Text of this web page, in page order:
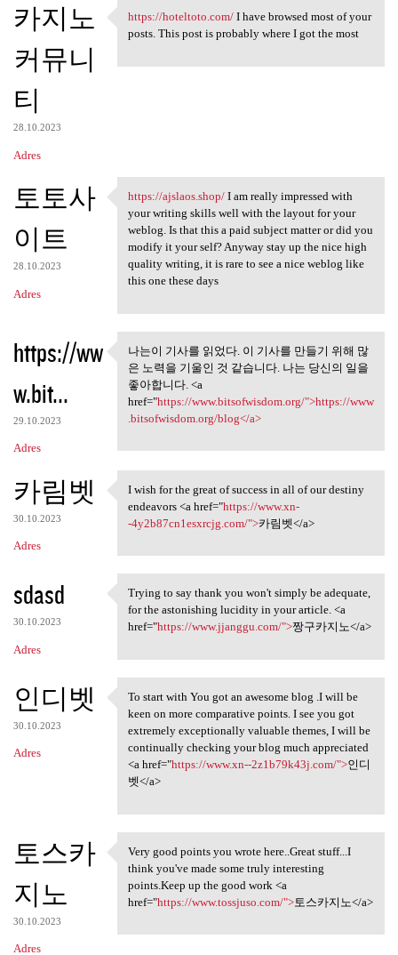
카지노
커뮤니
티
28.10.2023
Adres
https://hoteltoto.com/ I have
https://hoteltoto.com/I have browsed most of your
posts. This post is probably where I got the most
토토사
이트
28.10.2023
Adres
https://ajslaos.shop/ I am
https://ajslaos.shop/I am really impressed with
your writing skills well with the layout for your
weblog. Is that this a paid subject matter or did you
modify it your self? Anyway stay up the nice high
quality writing, it is rare to see a nice weblog like
this one these days
https://ww
w.bit...
29.10.2023
Adres
나는이 기사를 읽었다. 이 기사를
만들기 위해 많은
나는이 기사를 읽었다. 이 기사를 만들기 위해 많
은 노력을 기울인 것 같습니다. 나는 당신의 일을
좋아합니다. <a
href="https://www.bitsofwisdom.org/">https://www
.bitsofwisdom.org/blog</a>
카림벳
30.10.2023
Adres
I wish for the great of
I wish for the great of success in all of our destiny
endeavors <a href="https://www.xn-
-4y2b87cn1esxrcjg.com/">카림벳</a>
sdasd
30.10.2023
Adres
Trying to say thank you won't
Trying to say thank you won't simply be adequate,
for the astonishing lucidity in your article. <a
href="https://www.jjanggu.com/">짱구카지노</a>
인디벳
30.10.2023
Adres
To start with You got an
To start with You got an awesome blog .I will be
keen on more comparative points. I see you got
extremely exceptionally valuable themes, I will be
continually checking your blog much appreciated
<a href="https://www.xn--2z1b79k43j.com/">인디
벳</a>
토스카
지노
30.10.2023
Adres
Very good points you wrote
Very good points you wrote here..Great stuff...I
think you've made some truly interesting
points.Keep up the good work <a
href="https://www.tossjuso.com/">토스카지노</a>